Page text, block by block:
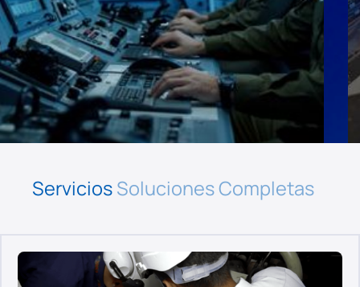
ServiciosSoluciones Completas